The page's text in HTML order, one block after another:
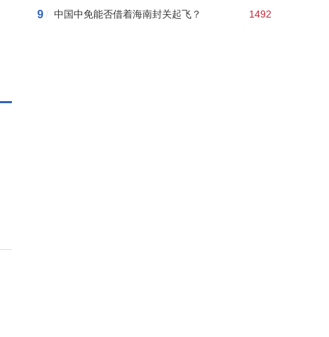
9 / 中国中免能否借着海南封关起飞？ 1492